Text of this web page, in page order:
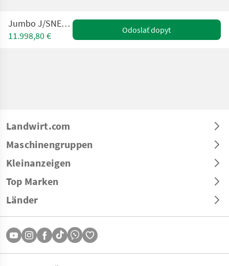
Jumbo J/SNEP/50/12/50
11.998,80 €
Odoslať dopyt
Landwirt.com
Maschinengruppen
Kleinanzeigen
Top Marken
Länder